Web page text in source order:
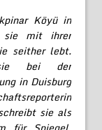
Köyü in
sie mit ihrer
seither lebt.
bei der
in Duisburg
sie als